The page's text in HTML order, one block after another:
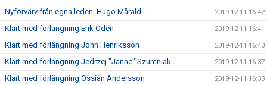
Nyförvärv från egna leden, Hugo Mårald 2019-12-11 16:42
Klart med förlängning Erik Odén 2019-12-11 16:41
Klart med förlängning John Henriksson 2019-12-11 16:40
Klart med förlängning Jedrzej "Janne" Szumniak 2019-12-11 16:37
Klart med förlängning Ossian Andersson 2019-12-11 16:33